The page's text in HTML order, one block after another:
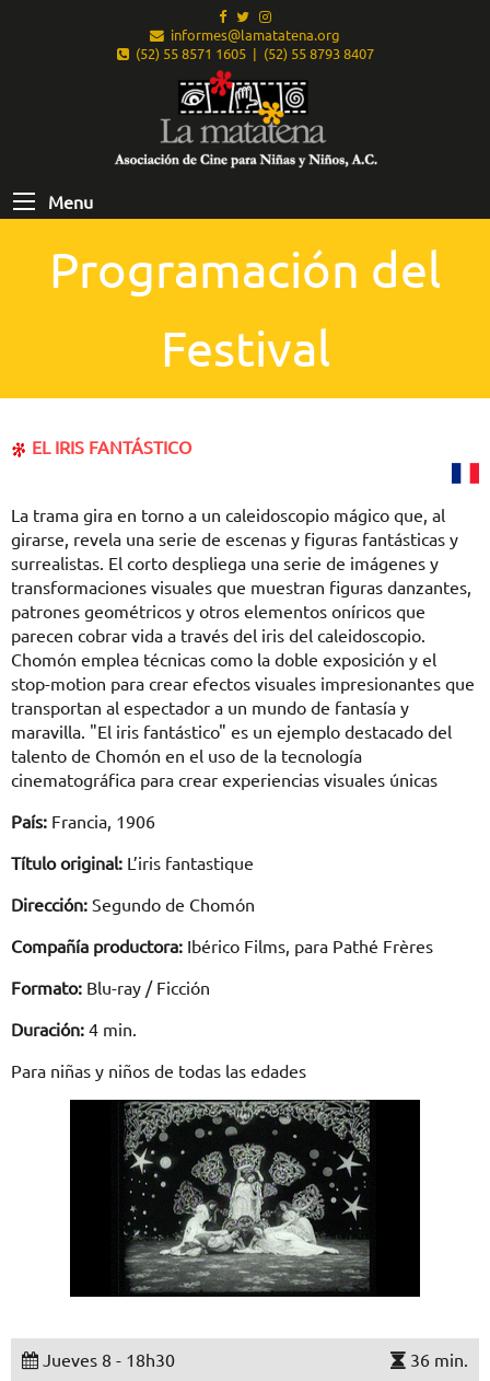
informes@lamatatena.org
(52) 55 8571 1605 | (52) 55 8793 8407
Menu
Programación del
Festival
EL IRIS FANTÁSTICO
La trama gira en torno a un caleidoscopio mágico que, al
girarse, revela una serie de escenas y figuras fantásticas y
surrealistas. El corto despliega una serie de imágenes y
transformaciones visuales que muestran figuras danzantes,
patrones geométricos y otros elementos oníricos que
parecen cobrar vida a través del iris del caleidoscopio.
Chomón emplea técnicas como la doble exposición y el
stop-motion para crear efectos visuales impresionantes que
transportan al espectador a un mundo de fantasía y
maravilla. "El iris fantástico" es un ejemplo destacado del
talento de Chomón en el uso de la tecnología
cinematográfica para crear experiencias visuales únicas
País: Francia, 1906
Título original: L’iris fantastique
Dirección: Segundo de Chomón
Compañía productora: Ibérico Films, para Pathé Frères
Formato: Blu-ray / Ficción
Duración: 4 min.
Para niñas y niños de todas las edades
Jueves 8 - 18h30
36 min.